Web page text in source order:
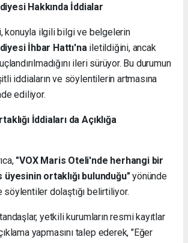
Hakkında İddialar
konuyla ilgili bilgi ve belgelerin
İhbar Hattı'na iletildiğini, ancak
ileri sürüyor. Bu durumun
iddiaların ve söylentilerin artmasına
ediliyor.
İddiaları da Açıklığa
"VOX Maris Oteli'nde herhangi bir
ortaklığı bulunduğu" yönünde
dolaştığı belirtiliyor.
yetkili kurumların resmi kayıtlar
yapmasını talep ederek, "Eğer